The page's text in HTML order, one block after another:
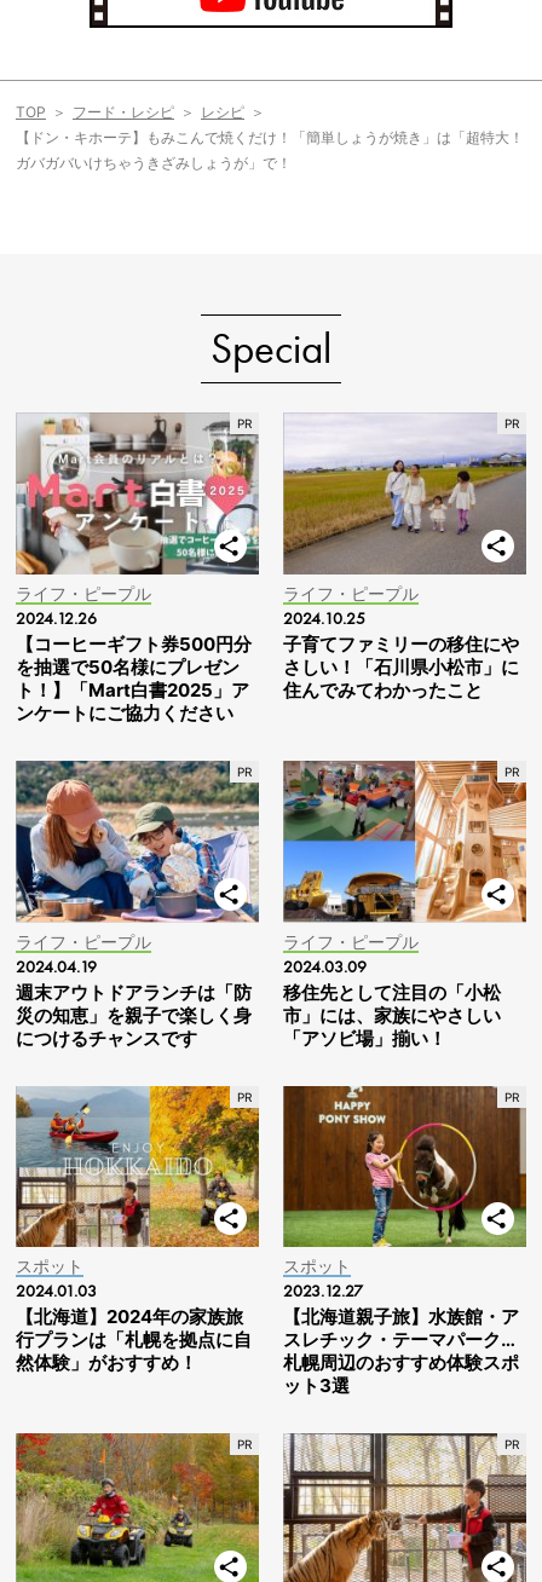
TOP フード・レシピ
レシピ
【ドン・キホーテ】もみこんで焼くだけ！「簡単しょうが焼き」は「超特大！
ガバガバいけちゃうきざみしょうが」で！
Special
ライフ・ピープル
2024.12.26
【コーヒーギフト券500円分
を抽選で50名様にプレゼン
ト！】「Mart白書2025」ア
ンケートにご協力ください
ライフ・ピープル
2024.10.25
子育てファミリーの移住にや
さしい！「石川県小松市」に
住んでみてわかったこと
ライフ・ピープル
2024.04.19
週末アウトドアランチは「防
災の知恵」を親子で楽しく身
につけるチャンスです
ライフ・ピープル
2024.03.09
移住先として注目の「小松
市」には、家族にやさしい
「アソビ場」揃い！
スポット
2024.01.03
【北海道】2024年の家族旅
行プランは「札幌を拠点に自
然体験」がおすすめ！
スポット
2023.12.27
【北海道親子旅】水族館・ア
スレチック・テーマパーク…
札幌周辺のおすすめ体験スポ
ット3選